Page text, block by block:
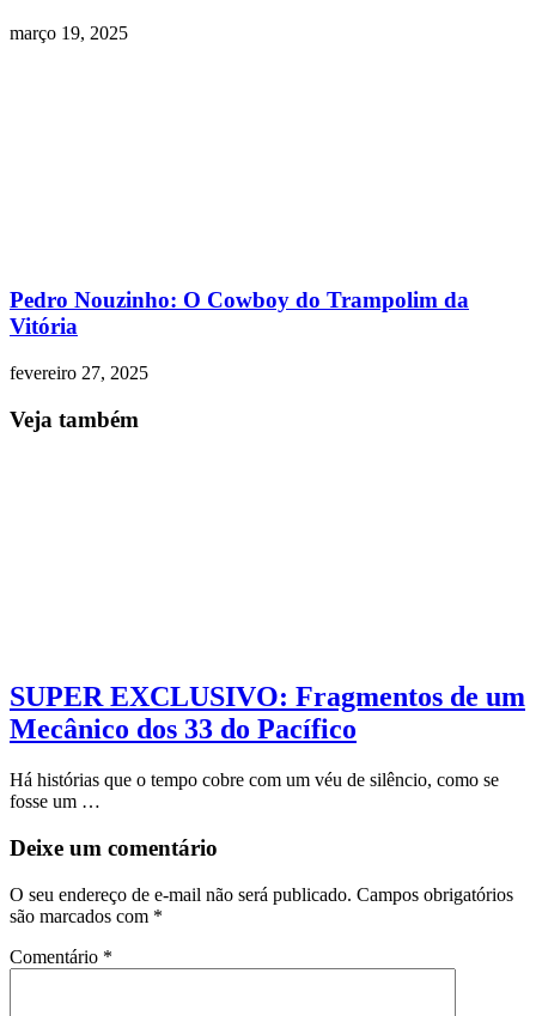
março 19, 2025
Pedro Nouzinho: O Cowboy do Trampolim da
Vitória
fevereiro 27, 2025
Veja também
SUPER EXCLUSIVO: Fragmentos de um
Mecânico dos 33 do Pacífico
Há histórias que o tempo cobre com um véu de silêncio, como se
fosse um …
Deixe um comentário
O seu endereço de e-mail não será publicado. Campos obrigatórios
são marcados com *
Comentário *